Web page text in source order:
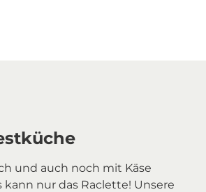
und auch noch mit Käse
kann nur das Raclette! Unsere